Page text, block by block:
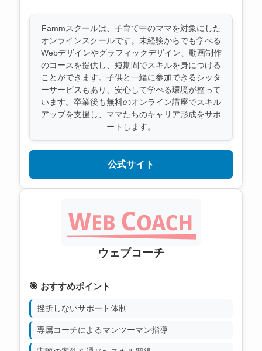
Fammスクールは、子育て中のママを対象にした
オンラインスクールです。未経験からでも学べる
Webデザインやグラフィックデザイン、動画制作
のコースを提供し、短期間でスキルを身につける
ことができます。子供と一緒に参加できるシッタ
ーサービスもあり、安心して学べる環境が整って
います。卒業後も無料のオンライン講座でスキル
アップを支援し、ママたちのキャリア形成をサポ
ートします。
公式サイト
ウェブコーチ
🎯 おすすめポイント
挫折しないサポート体制
専属コーチによるマンツーマン指導